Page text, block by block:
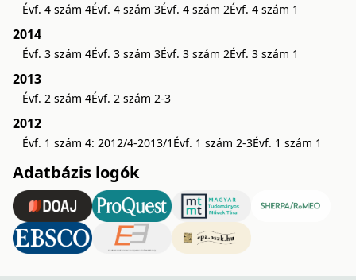
Évf. 4 szám 4Évf. 4 szám 3Évf. 4 szám 2Évf. 4 szám 1
2014
Évf. 3 szám 4Évf. 3 szám 3Évf. 3 szám 2Évf. 3 szám 1
2013
Évf. 2 szám 4Évf. 2 szám 2-3
2012
Évf. 1 szám 4: 2012/4-2013/1 Évf. 1 szám 2-3Évf. 1 szám 1
Adatbázis logók